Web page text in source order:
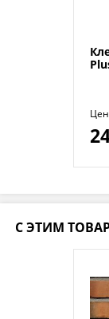
С ЭТИМ